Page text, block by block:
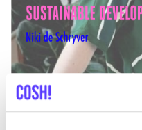
AuCOSHéga­le­ment,